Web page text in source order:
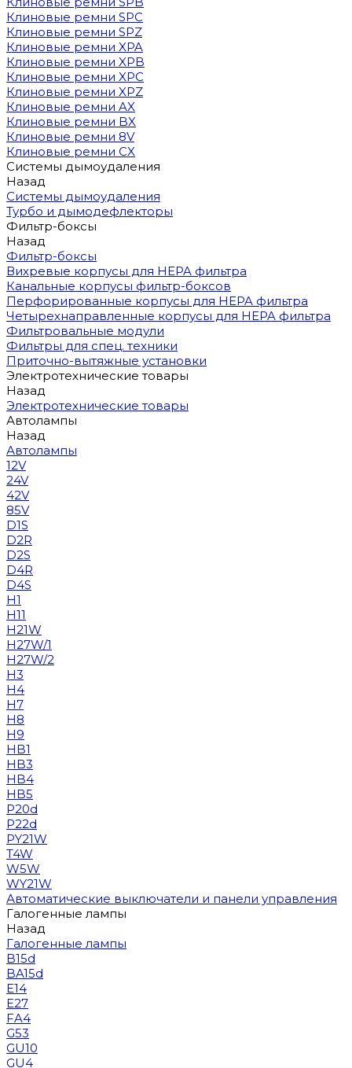
Клиновые ремни SPC
Клиновые ремни SPZ
Клиновые ремни XPA
Клиновые ремни XPB
Клиновые ремни XPC
Клиновые ремни XPZ
Клиновые ремни AX
Клиновые ремни BX
Клиновые ремни 8V
Клиновые ремни CX
Системы дымоудаления
Назад
Системы дымоудаления
Турбо и дымодефлекторы
Фильтр-боксы
Назад
Фильтр-боксы
Вихревые корпусы для HEPA фильтра
Канальные корпусы фильтр-боксов
Перфорированные корпусы для HEPA фильтра
Четырехнаправленные корпусы для HEPA фильтра
Фильтровальные модули
Фильтры для спец. техники
Приточно-вытяжные установки
Электротехнические товары
Назад
Электротехнические товары
Автолампы
Назад
Автолампы
12V
24V
42V
85V
D1S
D2R
D2S
D4R
D4S
H1
H11
H21W
H27W/1
H27W/2
H3
H4
H7
H8
H9
HB1
HB3
HB4
HB5
P20d
P22d
PY21W
T4W
W5W
WY21W
Автоматические выключатели и панели управления
Галогенные лампы
Назад
Галогенные лампы
B15d
BA15d
E14
E27
FA4
G53
GU10
GU4